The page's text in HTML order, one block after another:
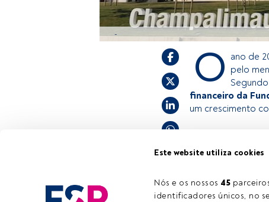
Este website utiliza cookies
Nós e os nossos 45
identificadores únicos, no
-
Tempo de leitura:3 min.
O ano de
pelo
financeiro da
um crescimento
Este é um artigo
convidamo-lo a
FundsPeople